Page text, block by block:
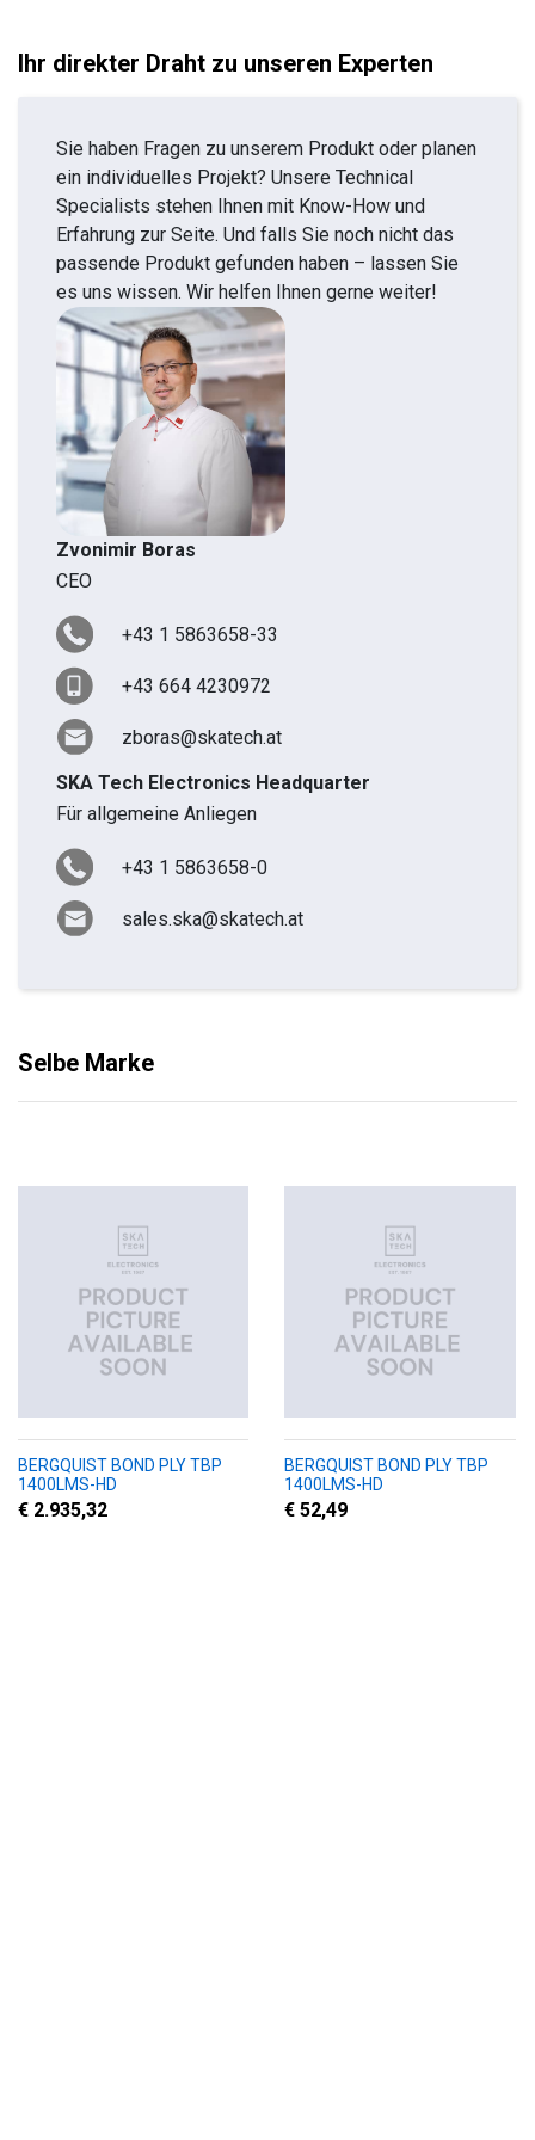
Ihr direkter Draht zu unseren Experten
Sie haben Fragen zu unserem Produkt oder planen
ein individuelles Projekt? Unsere Technical
Specialists stehen Ihnen mit Know-How und
Erfahrung zur Seite. Und falls Sie noch nicht das
passende Produkt gefunden haben – lassen Sie
es uns wissen. Wir helfen Ihnen gerne weiter!
Zvonimir Boras
CEO
+43 1 5863658-33
+43 664 4230972
zboras@skatech.at
SKA Tech Electronics Headquarter
Für allgemeine Anliegen
+43 1 5863658-0
sales.ska@skatech.at
Selbe Marke
BERGQUIST BOND PLY TBP
1400LMS-HD
€ 2.935,32
BERGQUIST BOND PLY TBP
1400LMS-HD
€ 52,49